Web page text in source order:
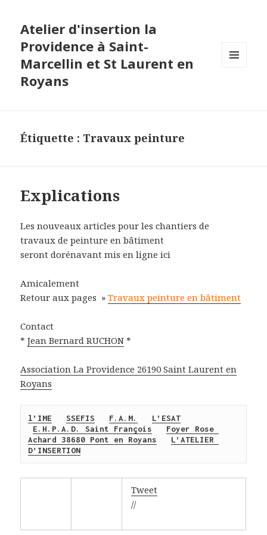
Atelier d'insertion la
Providence à Saint-
Marcellin et St Laurent en
Royans
Étiquette : Travaux peinture
Explications
Les nouveaux articles pour les chantiers de
travaux de peinture en bâtiment
seront dorénavant mis en ligne ici
Amicalement
Retour aux pages »Travaux peinture en bâtiment
Contact
*Jean Bernard RUCHON *
Association La Providence 26190 Saint Laurent en
Royans
l’IME SSEFIS F.A.M.
L’ESAT
E.H.P.A.D. Saint François
Foyer Rose
Achard 38680 Pont en Royans
L’ATELIER
D’INSERTION
Tweet
//